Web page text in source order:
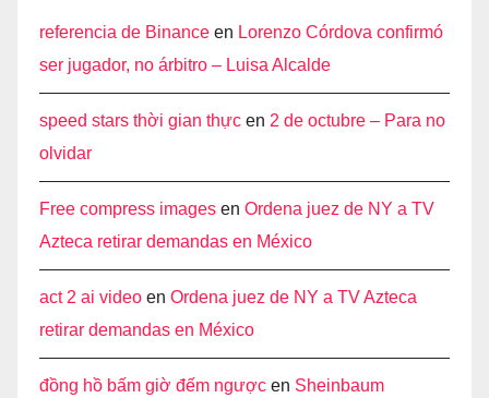
referencia de Binance en Lorenzo Córdova confirmó
ser jugador, no árbitro – Luisa Alcalde
speed stars thời gian thực en 2 de octubre – Para no
olvidar
Free compress images en Ordena juez de NY a TV
Azteca retirar demandas en México
act 2 ai video en Ordena juez de NY a TV Azteca
retirar demandas en México
đồng hồ bấm giờ đếm ngược en Sheinbaum